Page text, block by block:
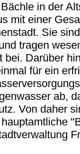
in der
mit einer
Sie
tragen
bei. Darüber
für ein
ab,
Von daher